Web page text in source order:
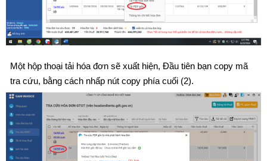
Một hộp thoại tải hóa đơn sẽ xuất hiện, Đầu tiên bạn copy mã
tra cứu, bằng cách nhấp nút copy phía cuối (2).